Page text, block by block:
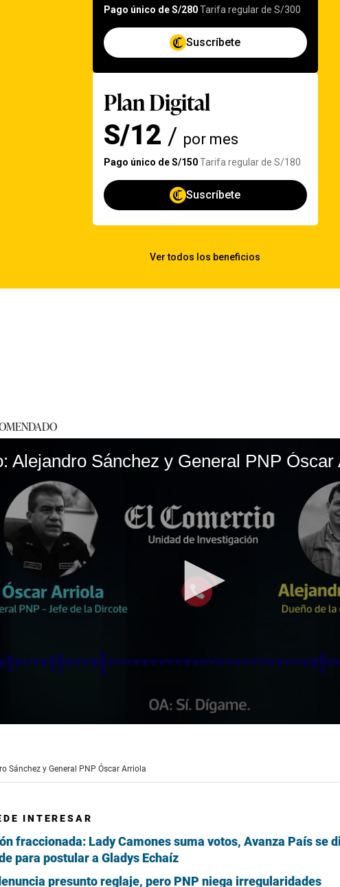
Alejandro Sánchez y General PNP Óscar
Sánchez y General PNP Óscar Arriola
INTERESAR
fraccionada: Lady Camones suma votos, Avanza País se
para postular a Gladys Echaíz
presunto reglaje, pero PNP niega irregularidades